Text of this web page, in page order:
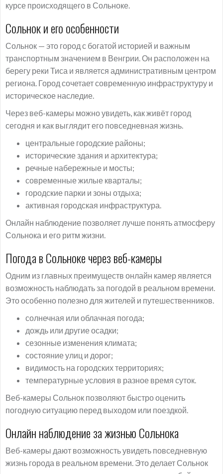
курсе происходящего в Сольноке.
Сольнок и его особенности
Сольнок — это город с богатой историей и важным
транспортным значением в Венгрии. Он расположен на
берегу реки Тиса и является административным центром
региона. Город сочетает современную инфраструктуру и
историческое наследие.
Через веб-камеры можно увидеть, как живёт город
сегодня и как выглядит его повседневная жизнь.
центральные городские районы;
исторические здания и архитектура;
речные набережные и мосты;
современные жилые кварталы;
городские парки и зоны отдыха;
активная городская инфраструктура.
Онлайн наблюдение позволяет лучше понять атмосферу
Сольнока и его ритм жизни.
Погода в Сольноке через веб-камеры
Одним из главных преимуществ онлайн камер является
возможность наблюдать за погодой в реальном времени.
Это особенно полезно для жителей и путешественников.
солнечная или облачная погода;
дождь или другие осадки;
сезонные изменения климата;
состояние улиц и дорог;
видимость на городских территориях;
температурные условия в разное время суток.
Веб-камеры Сольнок позволяют быстро оценить
погодную ситуацию перед выходом или поездкой.
Онлайн наблюдение за жизнью Сольнока
Веб-камеры дают возможность увидеть повседневную
жизнь города в реальном времени. Это делает Сольнок